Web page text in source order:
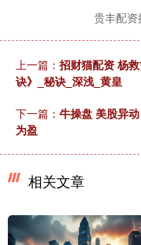
贵丰配资
上一篇： 招财猫配资 杨
诀》_秘诀_深浅_黄皇
下一篇： 牛操盘 美股异
为盈
相关文章